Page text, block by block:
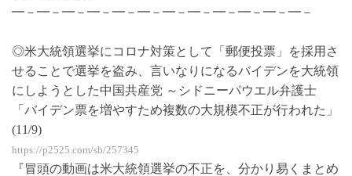
━－━－━－━－━－━－━－━－━－━－━－━－
◎米大統領選挙にコロナ対策として「郵便投票」を採用さ
せることで選挙を盗み、言いなりになるバイデンを大統領
にしようとした中国共産党 ～シドニーパウエル弁護士
「バイデン票を増やすため複数の大規模不正が行われた」
(11/9)
https://p2525.com/sb/257345
『冒頭の動画は米大統領選挙の不正を、分かり易くまとめ